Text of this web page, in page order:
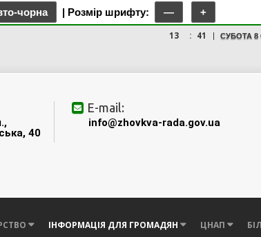
чорна | Розмір шрифту: — +
13 : 41 СУБОТА 8
40
E-mail:
info@zhovkva-rada.gov.ua
ІНФОРМАЦІЯ ДЛЯ ГРОМАДЯН ЦНАП